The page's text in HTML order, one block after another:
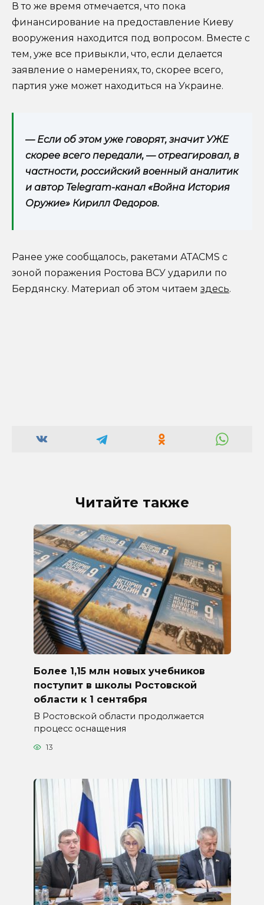
В то же время отмечается, что пока
финансирование на предоставление Киеву
вооружения находится под вопросом. Вместе с
тем, уже все привыкли, что, если делается
заявление о намерениях, то, скорее всего,
партия уже может находиться на Украине.
— Если об этом уже говорят, значит УЖЕ
скорее всего передали, — отреагировал, в
частности, российский военный аналитик
и автор Telegram-канал «Война История
Оружие» Кирилл Федоров.
Ранее уже сообщалось, ракетами ATACMS с
зоной поражения Ростова ВСУ ударили по
Бердянску. Материал об этом читаем здесь.
Читайте также
Более 1,15 млн новых учебников
поступит в школы Ростовской
области к 1 сентября
В Ростовской области продолжается
процесс оснащения
13